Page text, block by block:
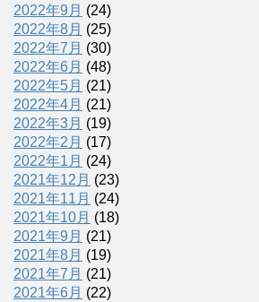
2022年9月 (24)
2022年8月 (25)
2022年7月 (30)
2022年6月 (48)
2022年5月 (21)
2022年4月 (21)
2022年3月 (19)
2022年2月 (17)
2022年1月 (24)
2021年12月 (23)
2021年11月 (24)
2021年10月 (18)
2021年9月 (21)
2021年8月 (19)
2021年7月 (21)
2021年6月 (22)